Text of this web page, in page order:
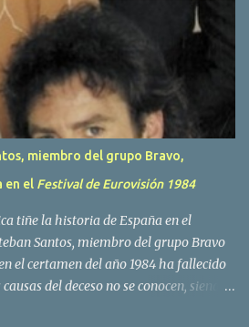
miembro del grupo Bravo,
en el Festival de Eurovisión 1984
tiñe la historia de España en el
Santos, miembro del grupo Bravo
el certamen del año 1984 ha fallecido
del deceso no se conocen, siendo